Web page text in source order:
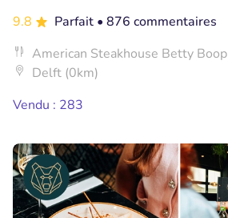
9.8
Parfait • 876 commentaires
American Steakhouse Betty Boop
Delft (0km)
Vendu : 283